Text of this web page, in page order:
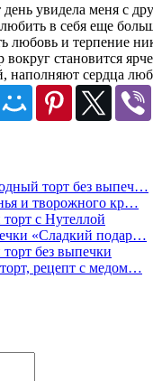
увидела меня с
в себя еще
любовь и терпение
вокруг становится
наполняют сердца
торт без выпеч…
и творожного кр…
с Нутеллой
«Сладкий подар…
без выпечки
рецепт с медом…